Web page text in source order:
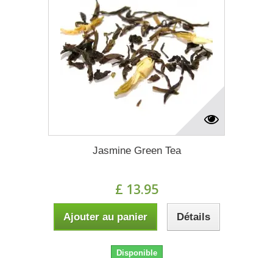
Jasmine Green Tea
£ 13.95
Ajouter au panier Détails
Disponible